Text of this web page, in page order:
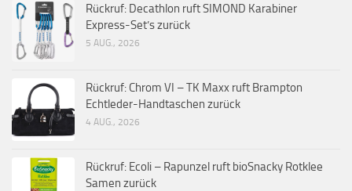
Rückruf: Decathlon ruft SIMOND Karabiner
Express-Set’s zurück
5 AUG., 2026
Rückruf: Chrom VI – TK Maxx ruft Brampton
Echtleder-Handtaschen zurück
4 AUG., 2026
Rückruf: Ecoli – Rapunzel ruft bioSnacky Rotklee
Samen zurück